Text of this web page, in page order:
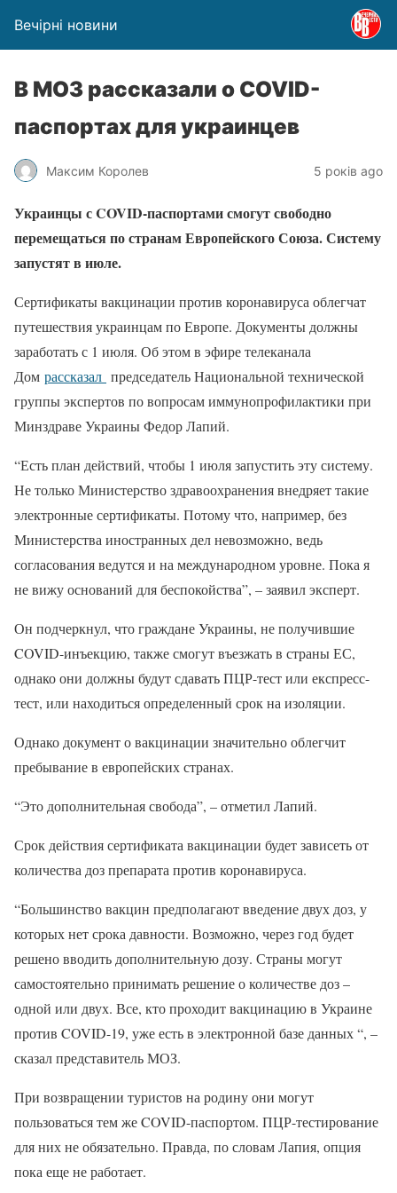
Вечірні новини
В МОЗ рассказали о COVID-
паспортах для украинцев
Максим Королев 5 років ago
Украинцы с COVID-паспортами смогут свободно
перемещаться по странам Европейского Союза. Систему
запустят в июле.
Сертификаты вакцинации против коронавируса облегчат
путешествия украинцам по Европе. Документы должны
заработать с 1 июля. Об этом в эфире телеканала
Дом рассказал председатель Национальной технической
группы экспертов по вопросам иммунопрофилактики при
Минздраве Украины Федор Лапий.
“Есть план действий, чтобы 1 июля запустить эту систему.
Не только Министерство здравоохранения внедряет такие
электронные сертификаты. Потому что, например, без
Министерства иностранных дел невозможно, ведь
согласования ведутся и на международном уровне. Пока я
не вижу оснований для беспокойства”, – заявил эксперт.
Он подчеркнул, что граждане Украины, не получившие
COVID-инъекцию, также смогут въезжать в страны ЕС,
однако они должны будут сдавать ПЦР-тест или експресс-
тест, или находиться определенный срок на изоляции.
Однако документ о вакцинации значительно облегчит
пребывание в европейских странах.
“Это дополнительная свобода”, – отметил Лапий.
Срок действия сертификата вакцинации будет зависеть от
количества доз препарата против коронавируса.
“Большинство вакцин предполагают введение двух доз, у
которых нет срока давности. Возможно, через год будет
решено вводить дополнительную дозу. Страны могут
самостоятельно принимать решение о количестве доз –
одной или двух. Все, кто проходит вакцинацию в Украине
против COVID-19, уже есть в электронной базе данных “, –
сказал представитель МОЗ.
При возвращении туристов на родину они могут
пользоваться тем же COVID-паспортом. ПЦР-тестирование
для них не обязательно. Правда, по словам Лапия, опция
пока еще не работает.